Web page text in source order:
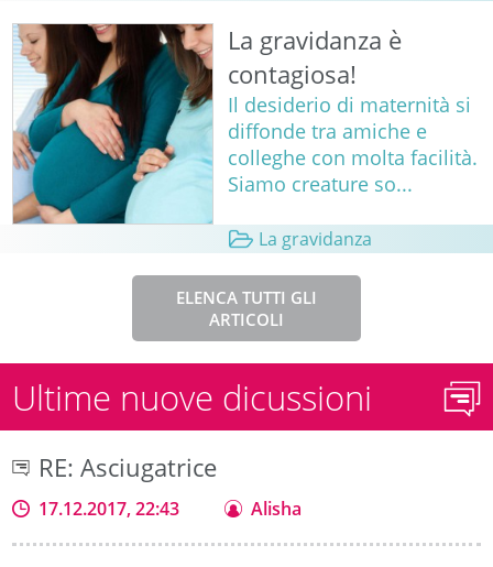
La gravidanza è
contagiosa!
Il desiderio di maternità si
diffonde tra amiche e
colleghe con molta facilità.
Siamo creature so...
La gravidanza
ELENCA TUTTI GLI
ARTICOLI
Ultime nuove dicussioni
RE: Asciugatrice
17.12.2017, 22:43 Alisha